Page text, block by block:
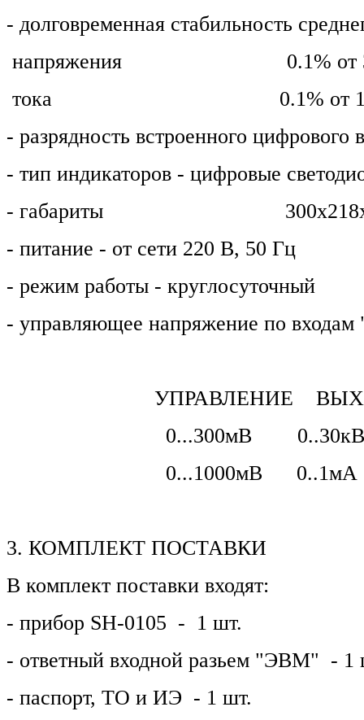
- долговременная стабильность
напряжения 0.1% от
тока 0.1% от
- разрядность встроенного
- тип индикаторов - цифровые
- габариты
- питание - от сети 220 В, 50 Гц
- режим работы - круглосуточный
- управляющее напряжение по
УПРАВЛЕНИЕ
0...300мВ 0..30кВ
0...1000мВ 0..1мА
3. КОМПЛЕКТ ПОСТАВКИ
В комплект поставки входят:
- прибор SH-0105 - 1 шт.
- ответный входной разьем "ЭВМ" - 1
- паспорт, ТО и ИЭ - 1 шт.